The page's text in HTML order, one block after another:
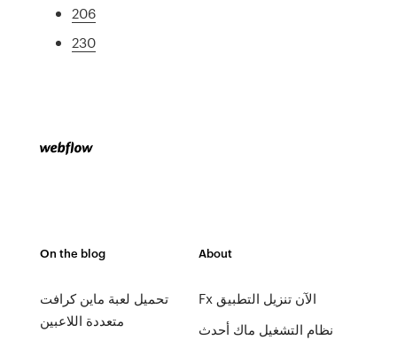
206
230
On the blog
تحميل لعبة ماين كرافت
متعددة اللاعبين
About
Fx الآن تنزيل التطبيق
نظام التشغيل ماك أحدث